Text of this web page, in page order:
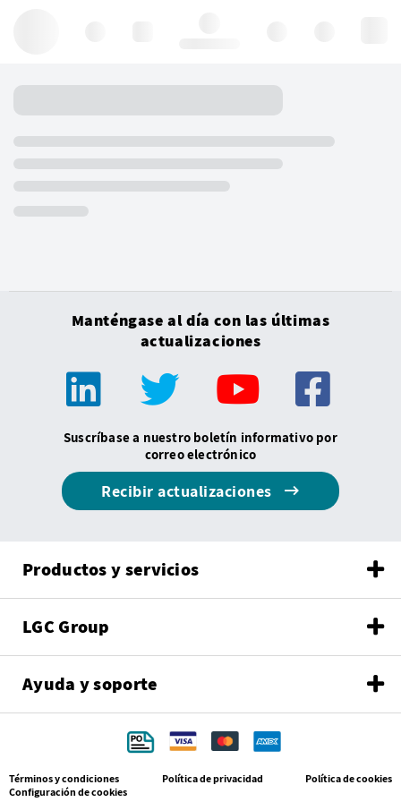
Manténgase al día con las últimas
actualizaciones
Suscríbase a nuestro boletín informativo por
correo electrónico
Recibir actualizaciones
Productos y servicios
LGC Group
Ayuda y soporte
Términos y condiciones Política de privacidad
Política de cookies
Configuración de cookies